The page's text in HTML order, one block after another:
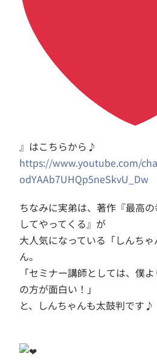
』はこちらから♪
https://www.youtube.com/
odYAAb7UHQp5neSkvU_Dw
ちなみに実弟は、著作『最高
してやってくる』が
大人気になっている「しんち
ん。
「セミナー講師としては、僕
の方が面白い！」
と、しんちゃんも太鼓判です♪